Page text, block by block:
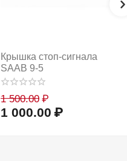
Крышка стоп-сигнала
SAAB 9-5
1 500.00 ₽
1 000.00 ₽